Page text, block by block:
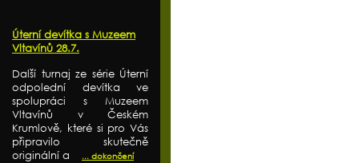
Úterní devítka s Muzeem
Vltavínů 28.7.
Další turnaj ze série Úterní
odpolední devítka ve
spolupráci s Muzeem
Vltavínů v Českém
Krumlově, které si pro Vás
připravilo skutečně
originální a
... dokončení